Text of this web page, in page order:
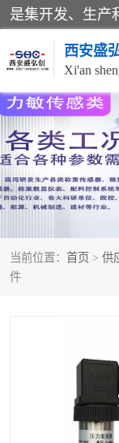
西安盛
当前位置： 首页 > 供
件
称重传感器
压力变送器
位移传感器